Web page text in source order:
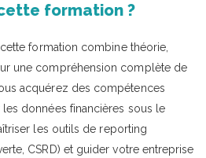
formation ?
formation combine théorie,
une compréhension complète de
acquérez des compétences
données financières sous le
les outils de reporting
CSRD) et guider votre entreprise